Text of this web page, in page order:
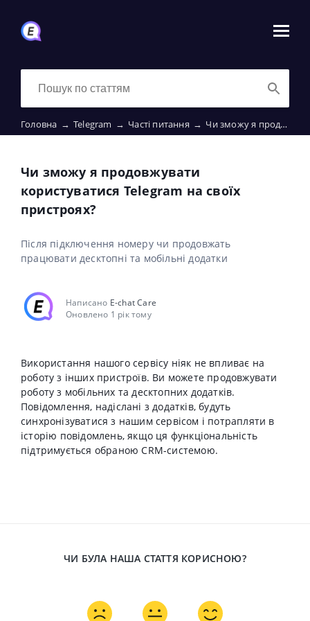
Головна → Telegram → Часті питання → Чи зможу я продовжувати користуватися Telegram на своїх пристроях?
Чи зможу я продовжувати
користуватися Telegram на своїх
пристроях?
Після підключення номеру чи продовжать
працювати десктопні та мобільні додатки
Написано E-chat Care
Оновлено 1 рік тому
Використання нашого сервісу ніяк не впливає на
роботу з інших пристроїв. Ви можете продовжувати
роботу з мобільних та десктопних додатків.
Повідомлення, надіслані з додатків, будуть
синхронізуватися з нашим сервісом і потрапляти в
історію повідомлень, якщо ця функціональність
підтримується обраною CRM-системою.
ЧИ БУЛА НАША СТАТТЯ КОРИСНОЮ?